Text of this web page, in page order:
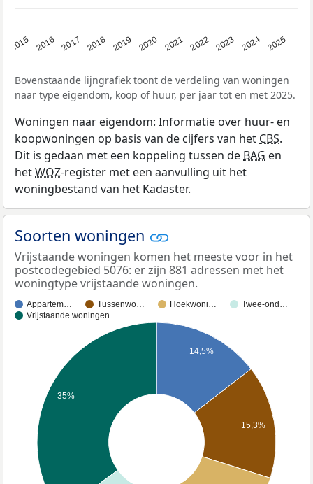
2015 2016 2017 2018 2019 2020 2021 2022 2023 2024 2025
Bovenstaande lijngrafiek toont de verdeling van woningen
naar type eigendom, koop of huur, per jaar tot en met 2025.
Woningen naar eigendom: Informatie over huur- en
koopwoningen op basis van de cijfers van het CBS.
Dit is gedaan met een koppeling tussen de BAG en
hetWOZ-register met een aanvulling uit het
woningbestand van het Kadaster.
Soorten woningen
Vrijstaande woningen komen het meeste voor in het
postcodegebied 5076: er zijn 881 adressen met het
woningtype vrijstaande woningen.
Appartem… Tussenwo… Hoekwoni…
Twee-ond…
Vrijstaande woningen
14,5%
15,3%
35%